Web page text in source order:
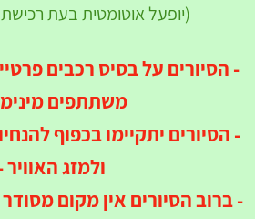
(יופעל אוטומטית בעת
- הסיורים על בסיס רכבים
משתתפים
- הסיורים יתקיימו בכפוף
ולמזג האוויר
- ברוב הסיורים אין מקום